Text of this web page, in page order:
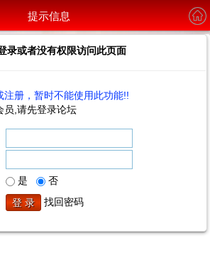
提示信息
录或者没有权限访问此页面
注册，暂时不能使用此功能!!
员,请先登录论坛
是
否
找回密码